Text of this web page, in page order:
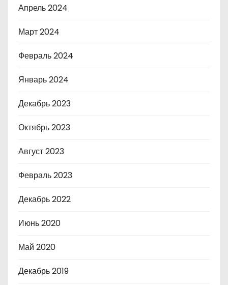
Апрель 2024
Март 2024
Февраль 2024
Январь 2024
Декабрь 2023
Октябрь 2023
Август 2023
Февраль 2023
Декабрь 2022
Июнь 2020
Май 2020
Декабрь 2019